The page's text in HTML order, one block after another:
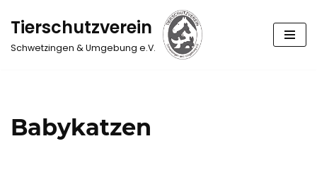
Zum
Inhalt
Tierschutzverein
Schwetzingen & Umgebung e.V.
Babykatzen